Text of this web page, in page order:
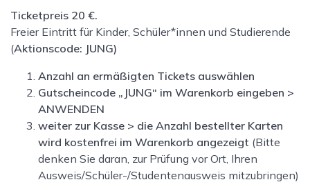
Ticketpreis 20 €.
Freier Eintritt für Kinder, Schüler*innen und Studierende
(Aktionscode: JUNG)
Anzahl an ermäßigten Tickets auswählen
Gutscheincode „JUNG“ im Warenkorb eingeben >
ANWENDEN
weiter zur Kasse > die Anzahl bestellter Karten
wird kostenfrei im Warenkorb angezeigt (Bitte
denken Sie daran, zur Prüfung vor Ort, Ihren
Ausweis/Schüler-/Studentenausweis mitzubringen)